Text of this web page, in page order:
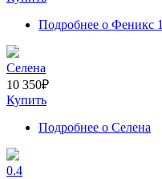
Подробнее о Феникс 1
Селена
10 350₽
Купить
Подробнее о Селена
0.4